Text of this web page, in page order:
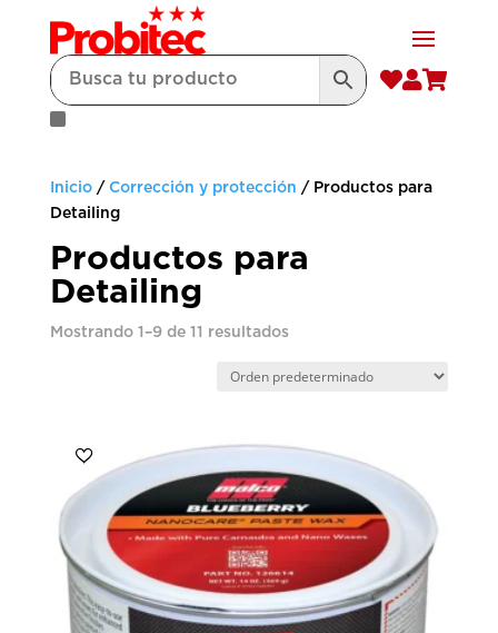

Inicio/ Corrección y protección / Productos para
Detailing
Productos para
Detailing
Mostrando 1–9 de 11 resultados